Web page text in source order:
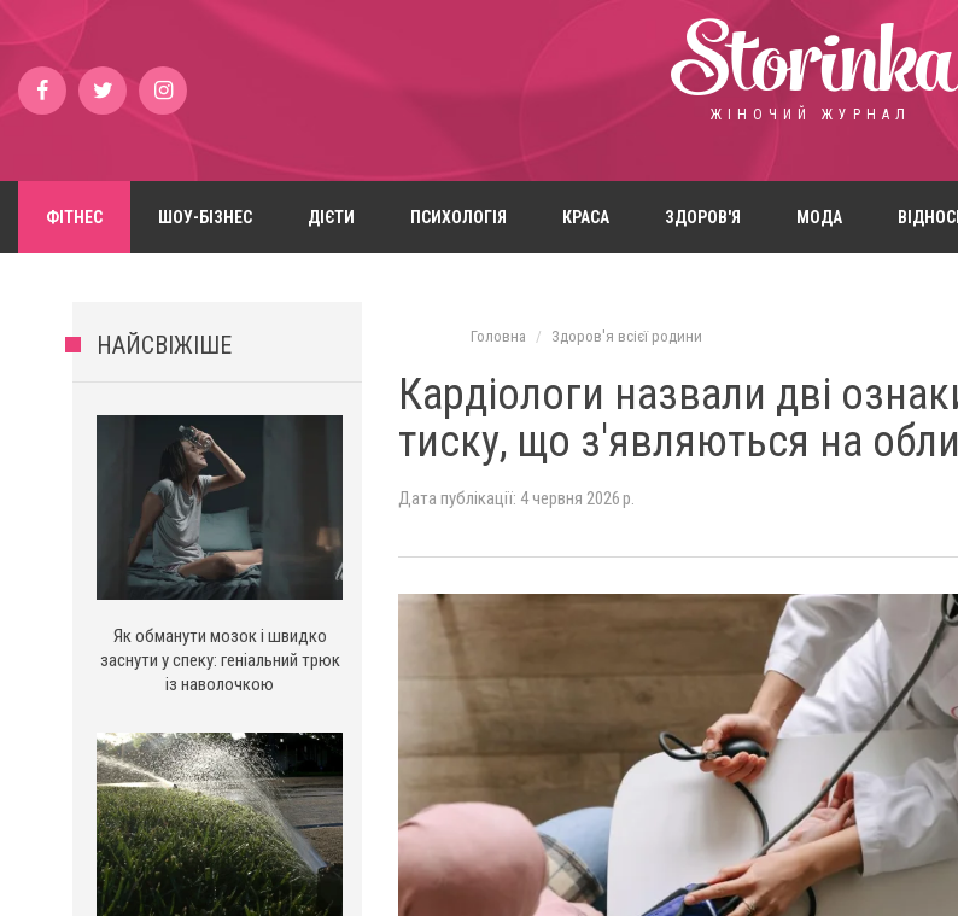
Storinka
ЖІНОЧИЙ ЖУРНАЛ
ФІТНЕС ШОУ-БІЗНЕС ДІЄТИ ПСИХОЛОГІЯ КРАСА ЗДОРОВ'Я МОДА
НАЙСВІЖІШЕ
Як обманути мозок і швидко
заснути у спеку: геніальний трюк
із наволочкою
Головна Здоров'я всієї родини
Кардіологи назвали дві
тиску, що з'являються на
Дата публікації: 4 червня 2026 р.